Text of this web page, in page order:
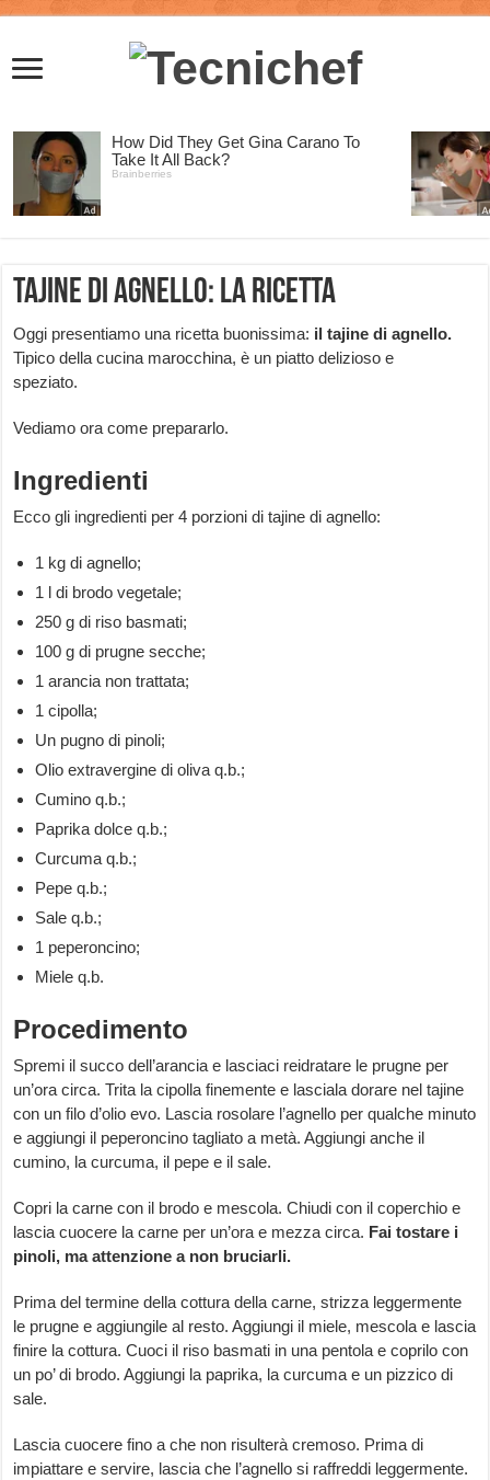
Tajine di agnello: la ricetta
Oggi presentiamo una ricetta buonissima: il tajine di agnello.
Tipico della cucina marocchina, è un piatto delizioso e
speziato.
Vediamo ora come prepararlo.
Ingredienti
Ecco gli ingredienti per 4 porzioni di tajine di agnello:
1 kg di agnello;
1 l di brodo vegetale;
250 g di riso basmati;
100 g di prugne secche;
1 arancia non trattata;
1 cipolla;
Un pugno di pinoli;
Olio extravergine di oliva q.b.;
Cumino q.b.;
Paprika dolce q.b.;
Curcuma q.b.;
Pepe q.b.;
Sale q.b.;
1 peperoncino;
Miele q.b.
Procedimento
Spremi il succo dell’arancia e lasciaci reidratare le prugne per
un’ora circa. Trita la cipolla finemente e lasciala dorare nel tajine
con un filo d’olio evo. Lascia rosolare l’agnello per qualche minuto
e aggiungi il peperoncino tagliato a metà. Aggiungi anche il
cumino, la curcuma, il pepe e il sale.
Copri la carne con il brodo e mescola. Chiudi con il coperchio e
lascia cuocere la carne per un’ora e mezza circa. Fai tostare i
pinoli, ma attenzione a non bruciarli.
Prima del termine della cottura della carne, strizza leggermente
le prugne e aggiungile al resto. Aggiungi il miele, mescola e lascia
finire la cottura. Cuoci il riso basmati in una pentola e coprilo con
un po’ di brodo. Aggiungi la paprika, la curcuma e un pizzico di
sale.
Lascia cuocere fino a che non risulterà cremoso. Prima di
impiattare e servire, lascia che l’agnello si raffreddi leggermente.